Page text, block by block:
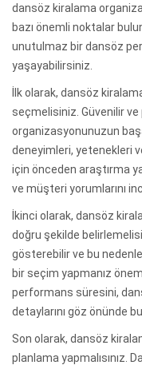
dansöz kiralama
bazı önemli noktalar
unutulmaz bir dansöz
yaşayabilirsiniz.
İlk olarak, dansöz
seçmelisiniz. Güvenilir
organizasyonunuzun
deneyimleri, yetenekleri
için önceden araştırma
ve müşteri yorumlarını
İkinci olarak, dansöz
doğru şekilde
gösterebilir ve bu
bir seçim yapmanız
performans süresini,
detaylarını göz önünde
Son olarak, dansöz
planlama yapmalısınız.